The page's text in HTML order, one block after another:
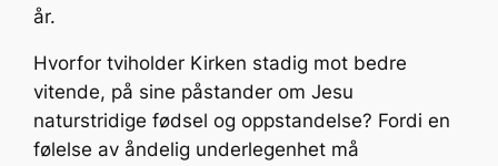
år.
Hvorfor tviholder Kirken stadig mot bedre
vitende, på sine påstander om Jesu
naturstridige fødsel og oppstandelse? Fordi en
følelse av åndelig underlegenhet må